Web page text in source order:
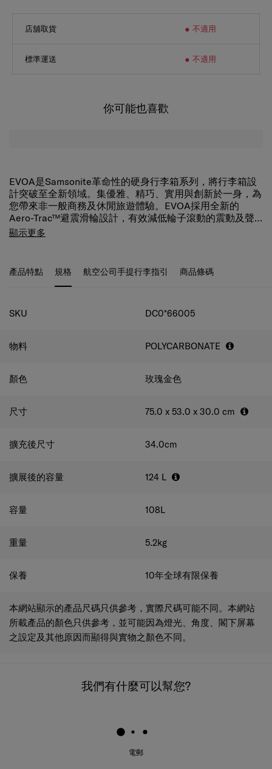
店舖取貨 不適用
標準運送 不適用
你可能也喜歡
EVOA是Samsonite革命性的硬身行李箱系列，將行李箱設
計突破至全新領域。集優雅、精巧、實用與創新於一身，為
您帶來非一般商務及休閒旅遊體驗。EVOA採用全新的
Aero-Trac™避震滑輪設計，有效減低輪子滾動的震動及聲
音，並配備防盜拉鏈，為您的個人物品提供強力的安全保
人出遊的最佳之選。
它配備便利功能，包括多個口袋和用於存放濕物品的防水
飾，是一款簡約現代感的行李箱，可滿足您的所有需求。
顯示更多
產品特點 規格 航空公司手提行李指引 商品條碼
規格
SKU DC0*66005
物料 POLYCARBONATE
顏色 玫瑰金色
尺寸 75.0 x 53.0 x 30.0 cm
擴充後尺寸 34.0cm
擴展後的容量 124 L
容量 108L
重量 5.2kg
保養 10年全球有限保養
本網站顯示的產品尺碼只供參考，實際尺碼可能不同。本網站
所載產品的顏色只供參考，並可能因為燈光、角度、閣下屏幕
之設定及其他原因而顯得與實物之顏色不同。
我們有什麼可以幫您?
電郵